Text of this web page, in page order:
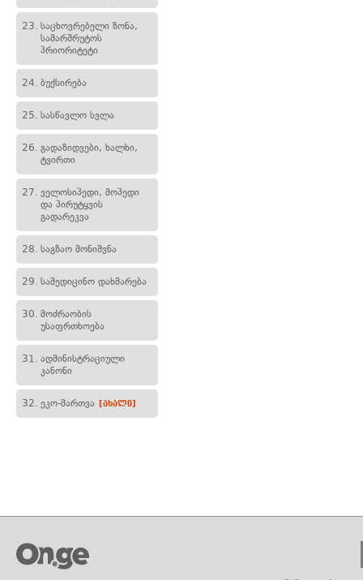
23. საცხოვრებელი ზონა,
სამარშრუტოს
პრიორიტეტი
24. ბუქსირება
25. სასწავლო სვლა
26. გადაზიდვები, ხალხი,
ტვირთი
27. ველოსიპედი, მოპედი
და პირუტყვის
გადარეკვა
28. საგზაო მონიშვნა
29. სამედიცინო დახმარება
30. მოძრაობის
უსაფრთხოება
31. ადმინისტრაციული
კანონი
32. ეკო-მართვა [ახალი]